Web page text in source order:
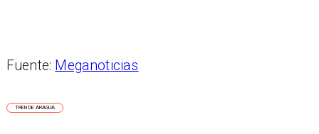
Fuente: Meganoticias
TREN DE ARAGUA